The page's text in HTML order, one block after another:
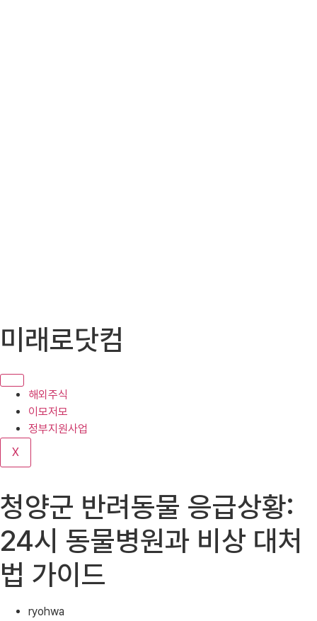
텐
로
기
미래로닷컴
해외주식
이모저모
정부지원사업
X
청양군 반려동물 응급상황:
24시 동물병원과 비상 대처
법 가이드
ryohwa